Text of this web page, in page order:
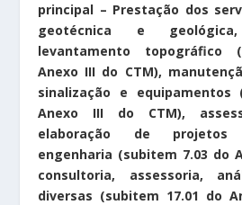
principal – Prestação dos
geotécnica e
levantamento topográfico
Anexo III do CTM),
sinalização e equipamentos
Anexo III do CTM),
elaboração de projetos
engenharia (subitem 7.03 do
consultoria, assessoria,
diversas (subitem 17.01 do